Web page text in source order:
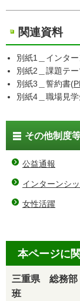
関連資料
別紙1＿インタ
別紙2＿課題テ
別紙3＿誓約書(
別紙4＿職場見
その他制度
公益通報
インターンシ
女性活躍
本ページに
三重県 総務部
班